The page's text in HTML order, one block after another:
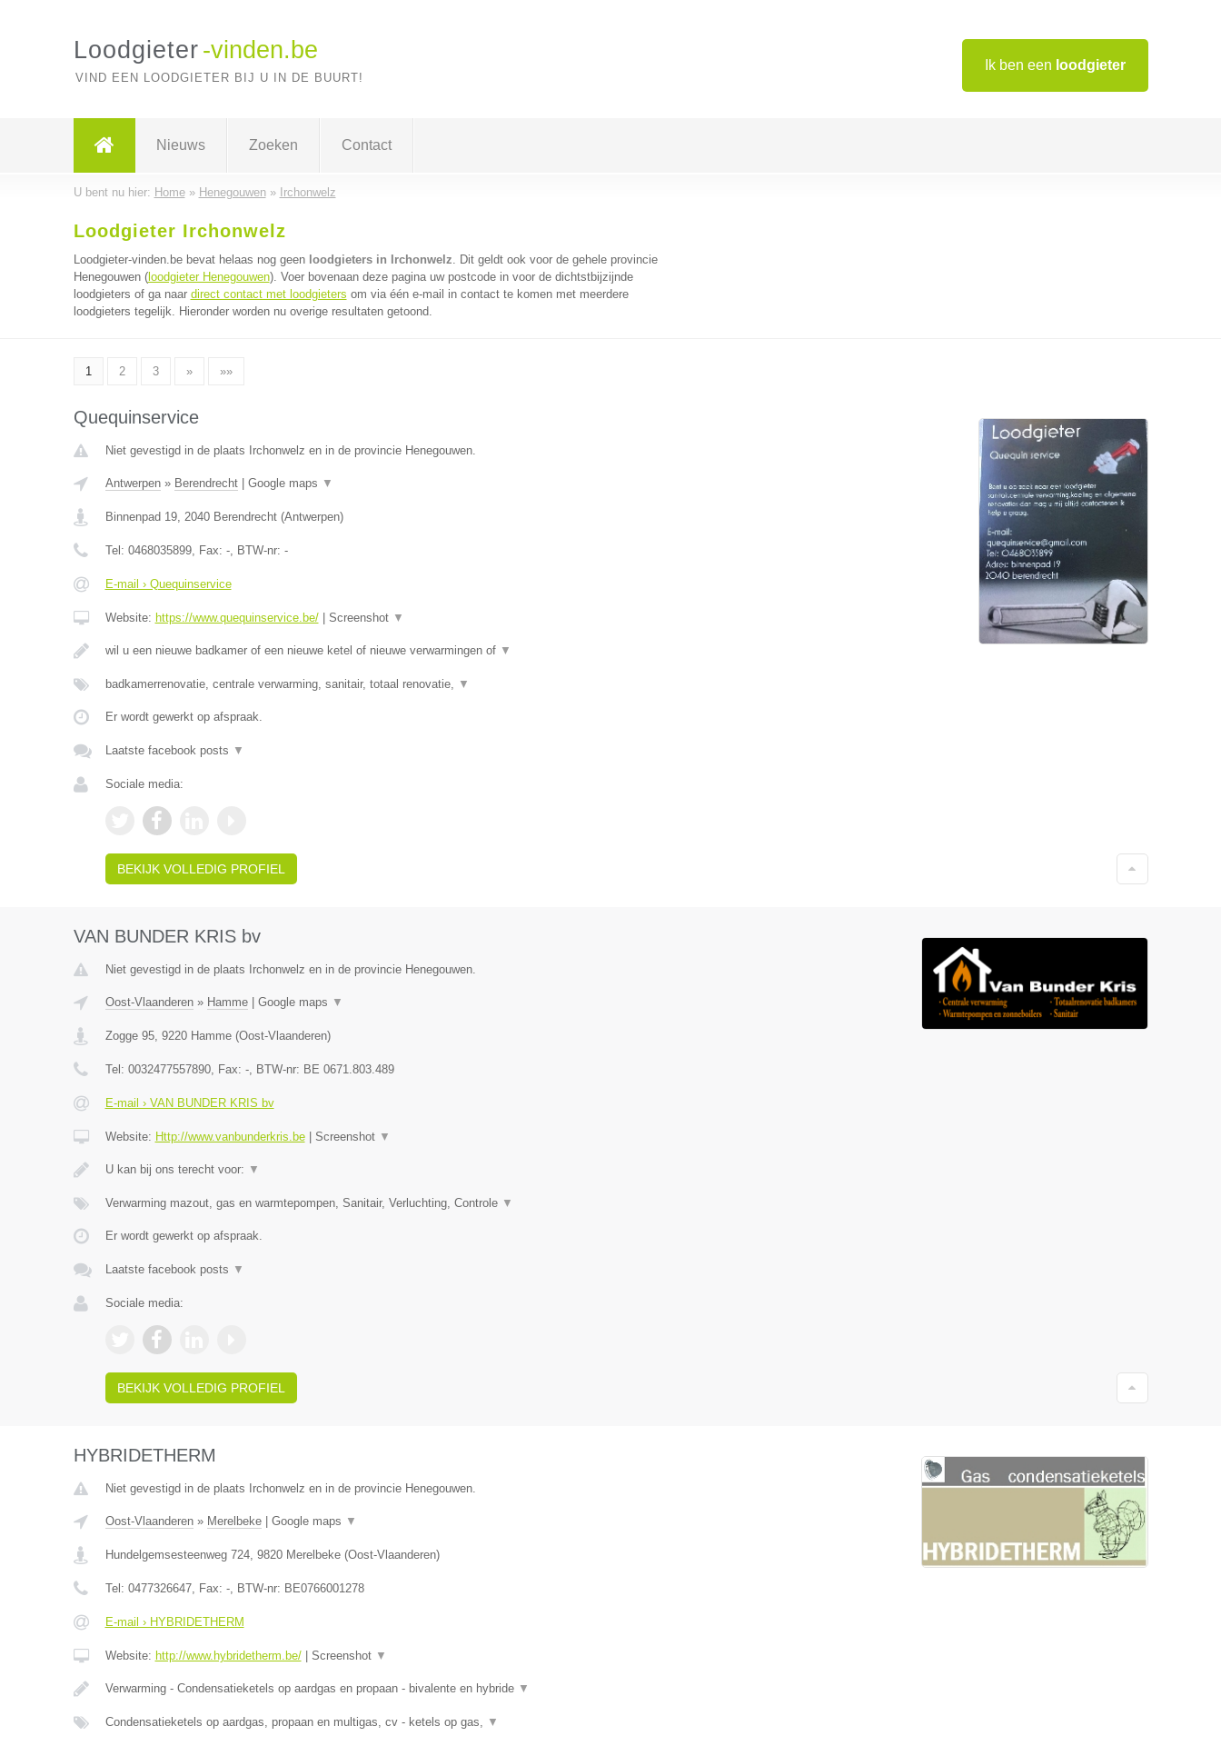
Ik ben een loodgieter
Loodgieter -vinden.be
VIND EEN LOODGIETER BIJ U IN DE BUURT!
Nieuws Zoeken Contact
U bent nu hier: Home» Henegouwen» Irchonwelz
Loodgieter Irchonwelz
Loodgieter-vinden.be bevat helaas nog geen loodgieters in Irchonwelz. Dit geldt ook voor de gehele provincie
Henegouwen (loodgieter Henegouwen). Voer bovenaan deze pagina uw postcode in voor de dichtstbijzijnde
loodgieters of ga naar direct contact met loodgieters om via één e-mail in contact te komen met meerdere
loodgieters tegelijk. Hieronder worden nu overige resultaten getoond.
1 2 3 » »»
Quequinservice
Niet gevestigd in de plaats Irchonwelz en in de provincie Henegouwen.
Antwerpen» Berendrecht| Google maps ▼
Binnenpad 19, 2040 Berendrecht(Antwerpen)
Tel: 0468035899, Fax: -, BTW-nr: -
E-mail › Quequinservice
Website: https://www.quequinservice.be/| Screenshot ▼
wil u een nieuwe badkamer of een nieuwe ketel of nieuwe verwarmingen of ▼
badkamerrenovatie, centrale verwarming, sanitair, totaal renovatie, ▼
Er wordt gewerkt op afspraak.
Laatste facebook posts ▼
Sociale media:
BEKIJK VOLLEDIG PROFIEL
VAN BUNDER KRIS bv
Niet gevestigd in de plaats Irchonwelz en in de provincie Henegouwen.
Oost-Vlaanderen» Hamme| Google maps ▼
Zogge 95, 9220 Hamme(Oost-Vlaanderen)
Tel: 0032477557890, Fax: -, BTW-nr: BE 0671.803.489
E-mail › VAN BUNDER KRIS bv
Website: Http://www.vanbunderkris.be| Screenshot ▼
U kan bij ons terecht voor: ▼
Verwarming mazout, gas en warmtepompen, Sanitair, Verluchting, Controle ▼
Er wordt gewerkt op afspraak.
Laatste facebook posts ▼
Sociale media:
BEKIJK VOLLEDIG PROFIEL
HYBRIDETHERM
Niet gevestigd in de plaats Irchonwelz en in de provincie Henegouwen.
Oost-Vlaanderen» Merelbeke| Google maps ▼
Hundelgemsesteenweg 724, 9820 Merelbeke(Oost-Vlaanderen)
Tel: 0477326647, Fax: -, BTW-nr: BE0766001278
E-mail › HYBRIDETHERM
Website: http://www.hybridetherm.be/| Screenshot ▼
Verwarming - Condensatieketels op aardgas en propaan - bivalente en hybride ▼
Condensatieketels op aardgas, propaan en multigas, cv - ketels op gas, ▼